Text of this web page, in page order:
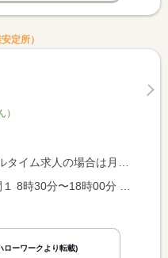
定所）
パート求人の場合は時間額を表示しています。
ローワークより転載)